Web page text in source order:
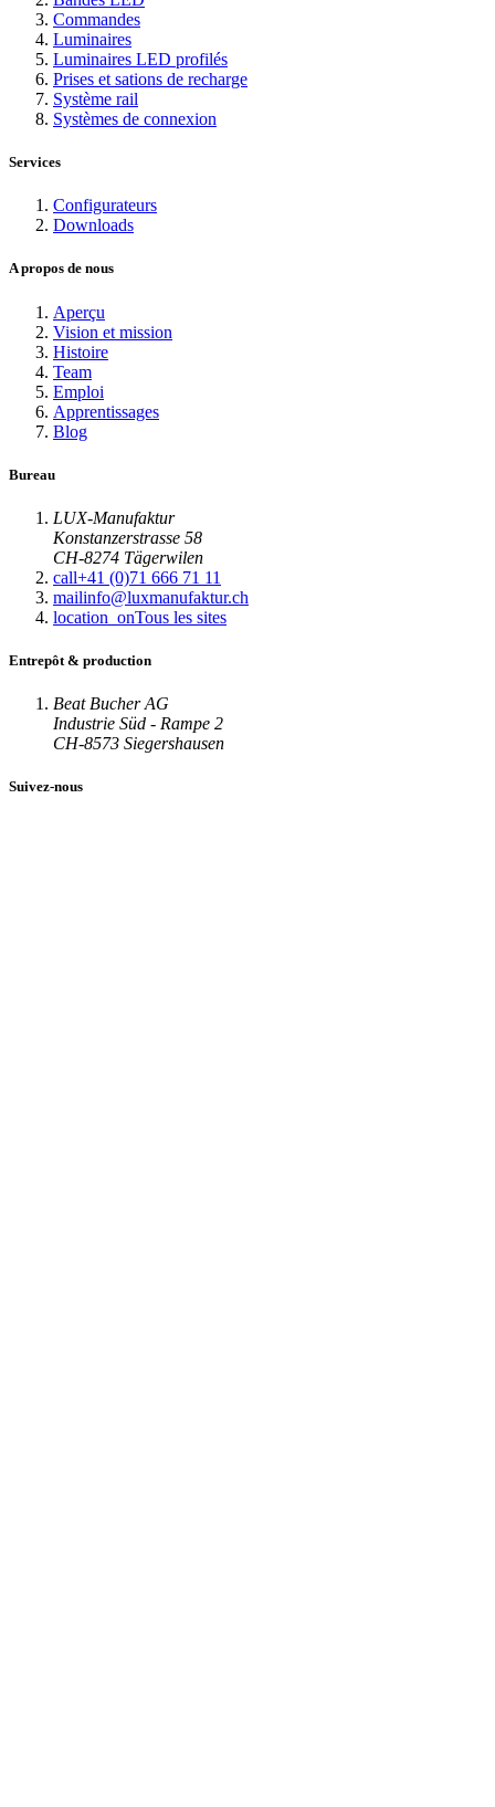
Commandes
Luminaires
Luminaires LED profilés
Prises et sations de recharge
Système rail
Systèmes de connexion
Services
Configurateurs
Downloads
A propos de nous
Aperçu
Vision et mission
Histoire
Team
Emploi
Apprentissages
Blog
Bureau
LUX-Manufaktur
Konstanzerstrasse 58
CH-8274 Tägerwilen
call+41 (0)71 666 71 11
mailinfo@luxmanufaktur.ch
location_onTous les sites
Entrepôt & production
Beat Bucher AG
Industrie Süd - Rampe 2
CH-8573 Siegershausen
Suivez-nous